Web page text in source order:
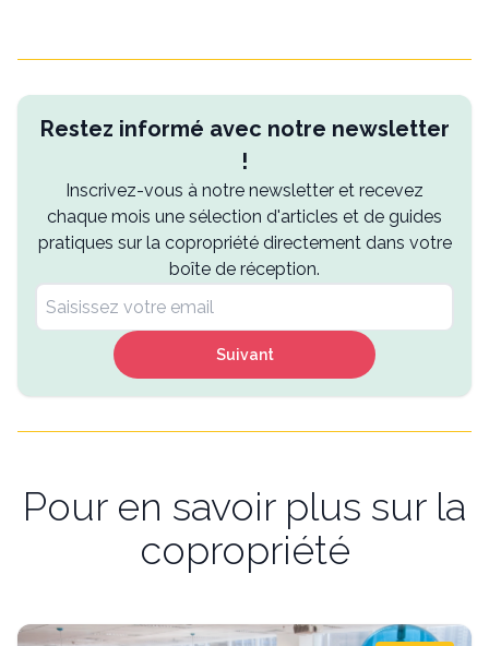
Restez informé avec notre newsletter
!
Inscrivez-vous à notre newsletter et recevez
chaque mois une sélection d'articles et de guides
pratiques sur la copropriété directement dans votre
boîte de réception.
Suivant
Pour en savoir plus sur la
copropriété